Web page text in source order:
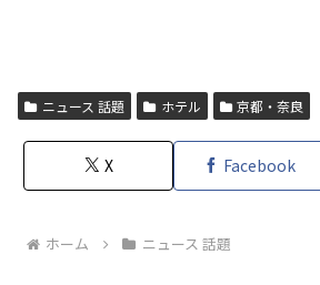
ニュース 話題 ホテル 京都・奈良
X Facebook
ホーム ニュース 話題